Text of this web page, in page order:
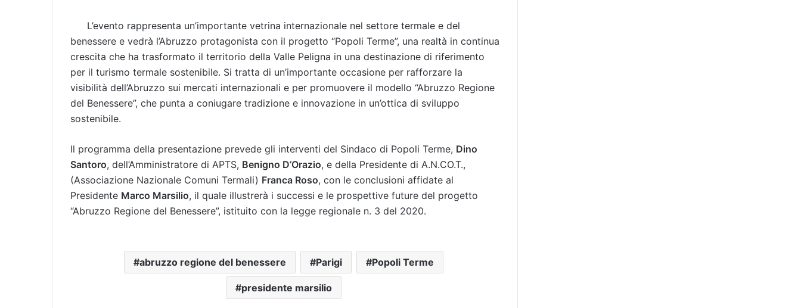
L’evento rappresenta un’importante vetrina internazionale nel settore termale e del
benessere e vedrà l’Abruzzo protagonista con il progetto “Popoli Terme”, una realtà in continua
crescita che ha trasformato il territorio della Valle Peligna in una destinazione di riferimento
per il turismo termale sostenibile. Si tratta di un’importante occasione per rafforzare la
visibilità dell’Abruzzo sui mercati internazionali e per promuovere il modello “Abruzzo Regione
del Benessere”, che punta a coniugare tradizione e innovazione in un’ottica di sviluppo
sostenibile.
Il programma della presentazione prevede gli interventi del Sindaco di Popoli Terme, Dino
Santoro, dell’Amministratore di APTS, Benigno D’Orazio, e della Presidente di A.N.CO.T.,
(Associazione Nazionale Comuni Termali) Franca Roso, con le conclusioni affidate al
Presidente Marco Marsilio, il quale illustrerà i successi e le prospettive future del progetto
“Abruzzo Regione del Benessere”, istituito con la legge regionale n. 3 del 2020.
abruzzo regione del benessere Parigi Popoli Terme
presidente marsilio